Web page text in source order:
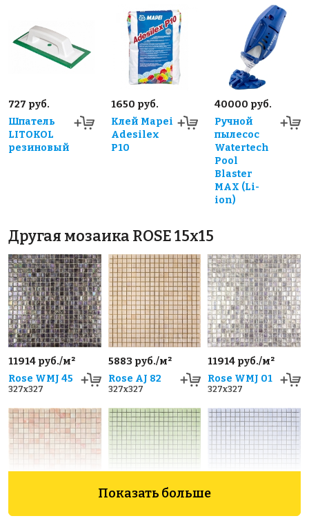
727 руб.
Шпатель
LITOKOL
резиновый
1650 руб.
Клей Mapei
Adesilex
P10
40000 руб.
Ручной
пылесос
Watertech
Pool
Blaster
MAX (Li-
ion)
Другая мозаика ROSE 15x15
11914 руб./м²
Rose WMJ 45
327x327
5883 руб./м²
Rose AJ 82
327x327
11914 руб./м²
Rose WMJ 01
327x327
5711 руб./м²
5111 руб./м²
5111 руб./м²
Показать больше